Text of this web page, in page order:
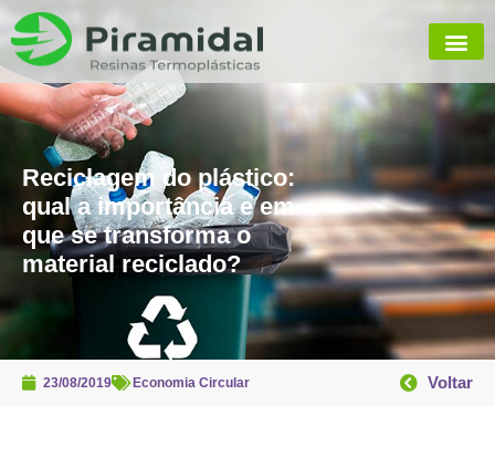
Reciclagem do plástico:
qual a importância e em
que se transforma o
material reciclado?
23/08/2019 Economia Circular Voltar